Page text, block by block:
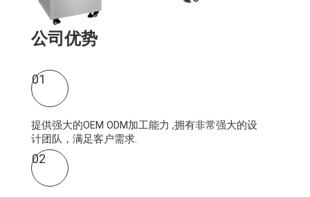
公司优势
01
提供强大的OEM ODM加工能力 ,拥有非常强大的设
计团队，满足客户需求.
02